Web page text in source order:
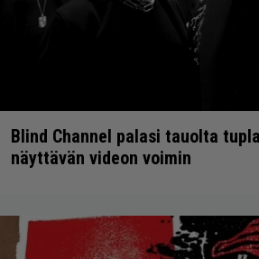
Blind Channel palasi tauolta
näyttävän videon voimin